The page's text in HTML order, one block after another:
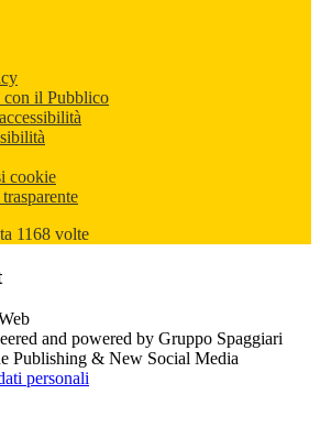
il Pubblico
cookie
1168 volte
and powered by Gruppo Spaggiari
Publishing & New Social Media
personali